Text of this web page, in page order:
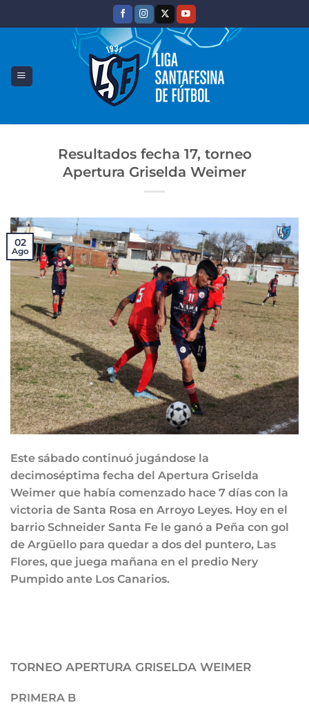
Resultados fecha 17, torneo
Apertura Griselda Weimer
02
Ago
Este sábado continuó jugándose la
decimoséptima fecha del Apertura Griselda
Weimer que había comenzado hace 7 días con la
victoria de Santa Rosa en Arroyo Leyes. Hoy en el
barrio Schneider Santa Fe le ganó a Peña con gol
de Argüello para quedar a dos del puntero, Las
Flores, que juega mañana en el predio Nery
Pumpido ante Los Canarios.
TORNEO APERTURA GRISELDA WEIMER
PRIMERA B